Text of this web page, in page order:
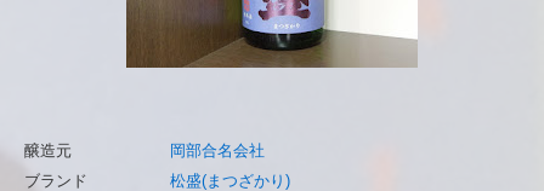
醸造元
岡部合名会社
ブランド
松盛(まつざかり)